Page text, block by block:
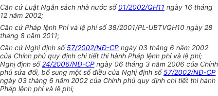
Căn cứ Luật Ngân sách nhà nước số01/2002/QH11 ngày 16 tháng
12 năm 2002;
Căn cứ Pháp lệnh Phí và lệ phí số 38/2001/PL-UBTVQH10 ngày 28
tháng 8 năm 2011;
Căn cứ Nghị định số57/2002/NĐ-CP ngày 03 tháng 6 năm 2002
của Chính phủ quy định chi tiết thi hành Pháp lệnh phí và lệ phí;
Nghị định số24/2006/NĐ-CP ngày 06 tháng 3 năm 2006 của Chính
phủ sửa đổi, bổ sung một số điều của Nghị định số57/2002/NĐ-CP
ngày 03 tháng 6 năm 2002 của Chính phủ quy định chi tiết thi hành
Pháp lệnh phí và lệ phí;